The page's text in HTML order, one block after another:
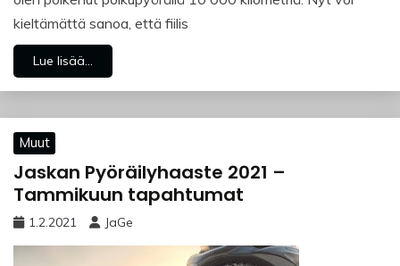
kieltämättä sanoa, että fiilis
Lue lisää...
Muut
Jaskan Pyöräilyhaaste 2021 –
Tammikuun tapahtumat
1.2.2021 JaGe